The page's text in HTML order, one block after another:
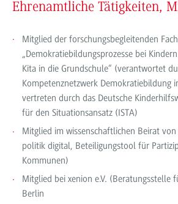
Ehrenamtliche Tätigkeiten,
Mitglied der forschungsbegleitenden
„Demokratiebildungsprozesse bei
Kita in die Grundschule“ (verantwortet
Kompetenznetzwerk Demokratiebildung
vertreten durch das Deutsche
für den Situationsansatz (ISTA)
Mitglied im wissenschaftlichen Beirat
politik digital, Beteiligungstool für
Kommunen)
Mitglied bei xenion e.V. (Beratungsstelle
Berlin